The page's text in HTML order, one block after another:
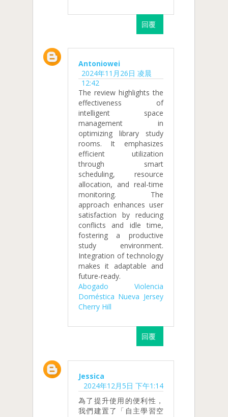
回覆
Antoniowei
2024年11月26日 凌晨
12:42
The review highlights the
effectiveness of
intelligent space
management in
optimizing library study
rooms. It emphasizes
efficient utilization
through smart
scheduling, resource
allocation, and real-time
monitoring. The
approach enhances user
satisfaction by reducing
conflicts and idle time,
fostering a productive
study environment.
Integration of technology
makes it adaptable and
future-ready.
Abogado Violencia
Doméstica Nueva Jersey
Cherry Hill
回覆
Jessica
2024年12月5日 下午1:14
為了提升使用的便利性，
我們建置了「自主學習空